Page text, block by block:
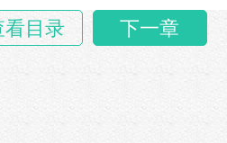
看目录 下一章